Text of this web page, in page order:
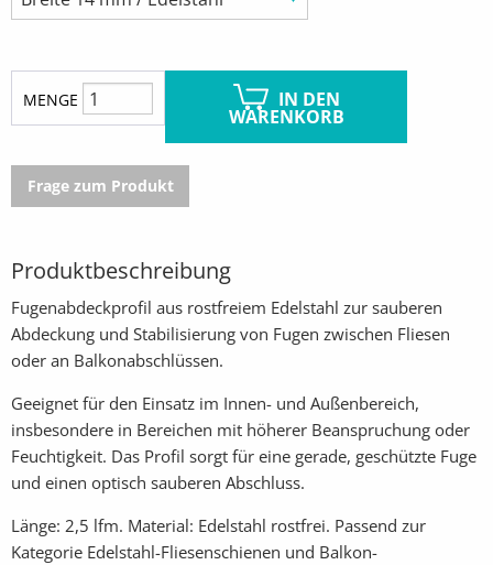
MENGE IN DEN
WARENKORB
Frage zum Produkt
Produktbeschreibung
Fugenabdeckprofil aus rostfreiem Edelstahl zur sauberen
Abdeckung und Stabilisierung von Fugen zwischen Fliesen
oder an Balkonabschlüssen.
Geeignet für den Einsatz im Innen- und Außenbereich,
insbesondere in Bereichen mit höherer Beanspruchung oder
Feuchtigkeit. Das Profil sorgt für eine gerade, geschützte Fuge
und einen optisch sauberen Abschluss.
Länge: 2,5 lfm. Material: Edelstahl rostfrei. Passend zur
Kategorie Edelstahl-Fliesenschienen und Balkon-